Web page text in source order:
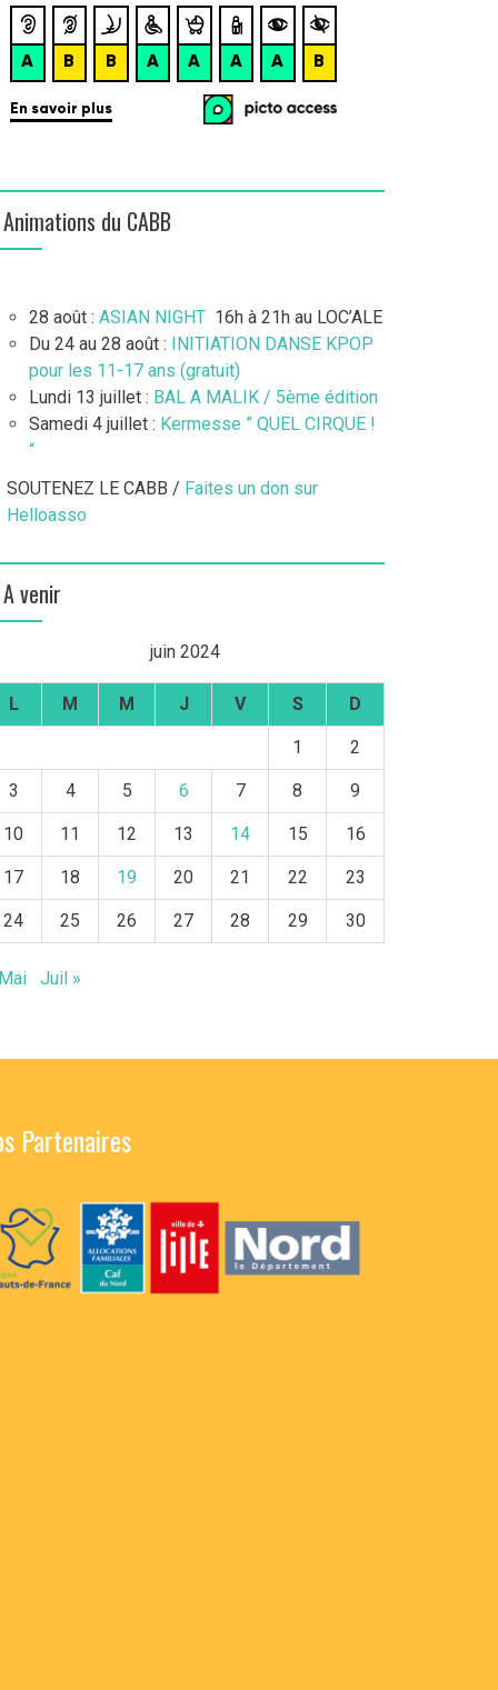
Animations du CABB
28 août : ASIAN NIGHT 16h à 21h au LOC’ALE
Du 24 au 28 août : INITIATION DANSE KPOP
pour les 11-17 ans (gratuit)
Lundi 13 juillet : BAL A MALIK / 5ème édition
Samedi 4 juillet : Kermesse ” QUEL CIRQUE !
“
SOUTENEZ LE CABB / Faites un don sur
Helloasso
A venir
juin 2024
L M M J V S D
1 2
3 4 5 6 7 8 9
10 11 12 13 14 15 16
17 18 19 20 21 22 23
24 25 26 27 28 29 30
Juil »
Partenaires